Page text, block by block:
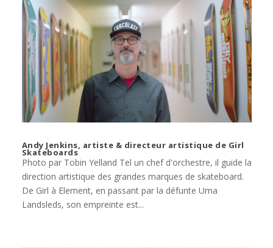
Andy Jenkins, artiste & directeur artistique de Girl
Skateboards
Photo par Tobin Yelland Tel un chef d'orchestre, il guide la
direction artistique des grandes marques de skateboard.
De Girl à Element, en passant par la défunte Uma
Landsleds, son empreinte est...